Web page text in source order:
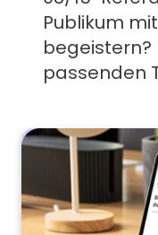
Publikum
begeistern?
passenden